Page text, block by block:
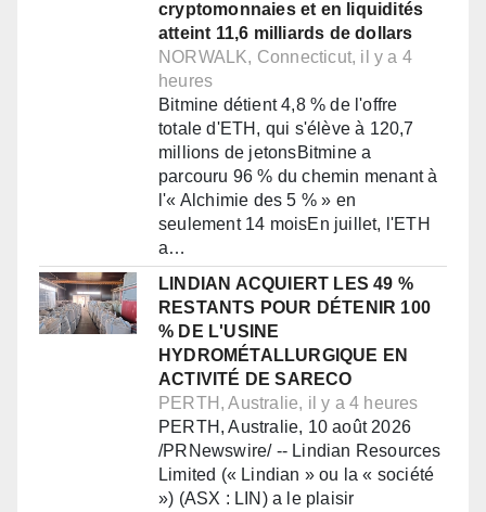
cryptomonnaies et en liquidités
atteint 11,6 milliards de dollars
NORWALK, Connecticut, il y a 4
heures
Bitmine détient 4,8 % de l'offre
totale d'ETH, qui s'élève à 120,7
millions de jetonsBitmine a
parcouru 96 % du chemin menant à
l'« Alchimie des 5 % » en
seulement 14 moisEn juillet, l'ETH
a…
LINDIAN ACQUIERT LES 49 %
RESTANTS POUR DÉTENIR 100
% DE L'USINE
HYDROMÉTALLURGIQUE EN
ACTIVITÉ DE SARECO
PERTH, Australie, il y a 4 heures
PERTH, Australie, 10 août 2026
/PRNewswire/ -- Lindian Resources
Limited (« Lindian » ou la « société
») (ASX : LIN) a le plaisir